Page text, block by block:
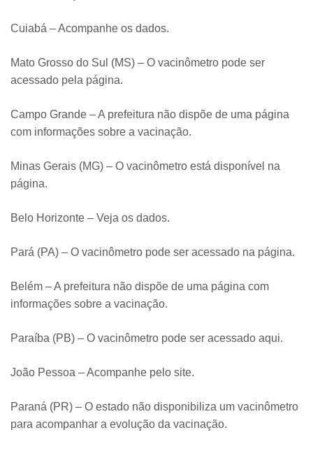
Cuiabá – Acompanhe os dados.
Mato Grosso do Sul (MS) – O vacinômetro pode ser
acessado pela página.
Campo Grande – A prefeitura não dispõe de uma página
com informações sobre a vacinação.
Minas Gerais (MG) – O vacinômetro está disponível na
página.
Belo Horizonte – Veja os dados.
Pará (PA) – O vacinômetro pode ser acessado na página.
Belém – A prefeitura não dispõe de uma página com
informações sobre a vacinação.
Paraíba (PB) – O vacinômetro pode ser acessado aqui.
João Pessoa – Acompanhe pelo site.
Paraná (PR) – O estado não disponibiliza um vacinômetro
para acompanhar a evolução da vacinação.